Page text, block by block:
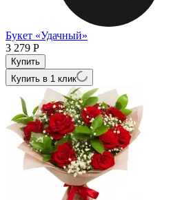
Букет «Удачный»
3 279 Р
Купить в 1 клик